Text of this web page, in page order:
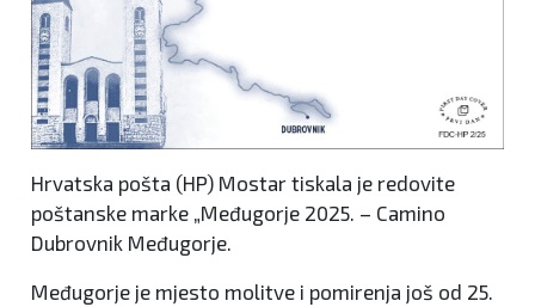
Hrvatska pošta (HP) Mostar tiskala je redovite
poštanske marke „Međugorje 2025. – Camino
Dubrovnik Međugorje.
Međugorje je mjesto molitve i pomirenja još od 25.